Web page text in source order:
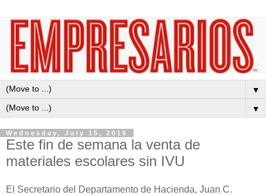
▼
▼
Wednesday, July 15, 2015
Este fin de semana la venta de
materiales escolares sin IVU
El Secretario del Departamento de Hacienda, Juan C.